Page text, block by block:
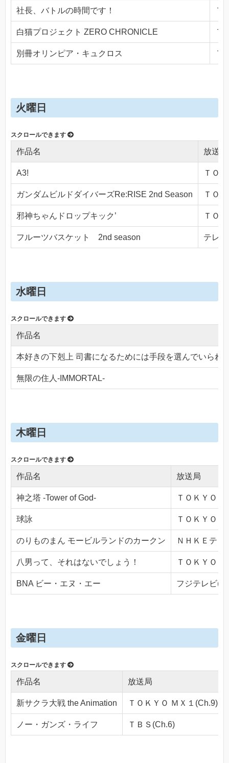
社長、バトルの時間です！ Ｔ
白猫プロジェクト ZERO CHRONICLE Ｔ
別冊オリンピア・キュクロス Ｔ
火曜日
作品名 放送局
A3! ＴＯ
ガンダムビルドダイバーズRe:RISE 2nd Season ＴＯ
邪神ちゃんドロップキック’ ＴＯ
フルーツバスケット 2nd season テレ
水曜日
作品名
本好きの下剋上 司書になるためには手段を選んでいられ
無限の住人-IMMORTAL-
木曜日
作品名 放送局
神之塔 -Tower of God- ＴＯＫＹＯ
球詠 ＴＯＫＹＯ
のりものまん モービルランドのカークン ＮＨＫＥテレ
八男って、それはないでしょう！ ＴＯＫＹＯ
BNA ビー・エヌ・エー フジテレビ
金曜日
作品名 放送局
新サクラ大戦 the Animation ＴＯＫＹＯ ＭＸ１(Ch.9)
ノー・ガンズ・ライフ ＴＢＳ(Ch.6)